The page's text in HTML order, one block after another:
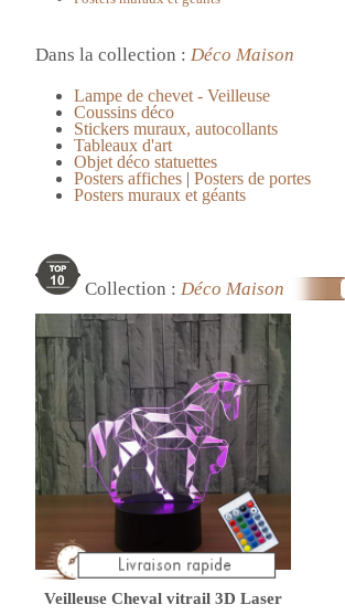
Dans la collection : Déco Maison
Lampe de chevet - Veilleuse
Coussins déco
Stickers muraux, autocollants
Tableaux d'art
Objet déco statuettes
Posters affiches
Posters de portes
Posters muraux et géants
Collection : Déco Maison
Veilleuse Cheval vitrail 3D Laser